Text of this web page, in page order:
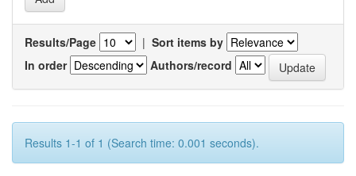
Results/Page | Sort items by
In order
Authors/record
Results 1-1 of 1 (Search time: 0.001 seconds).